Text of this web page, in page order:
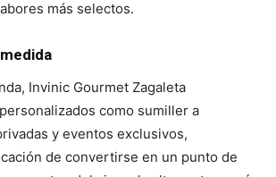
más selectos.
Invinic Gourmet Zagaleta
como sumiller a
y eventos exclusivos,
de convertirse en un punto de